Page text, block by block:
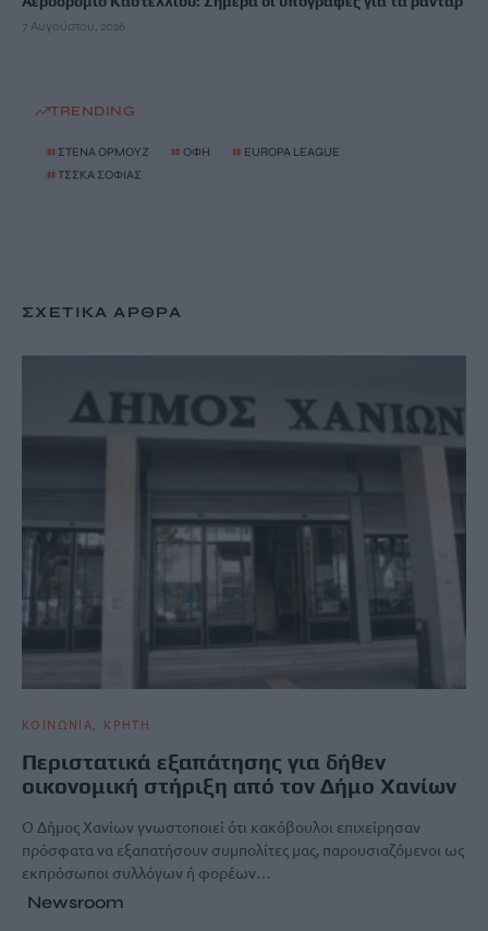
7 Αυγούστου, 2026
TRENDING
# ΣΤΕΝΑ ΟΡΜΟΥΖ # ΟΦΗ # EUROPA LEAGUE
#ΤΣΣΚΑ ΣΟΦΙΑΣ
ΣΧΕΤΙΚΆ ΆΡΘΡΑ
ΚΟΙΝΩΝΙΑ ΚΡΗΤΗ
Περιστατικά εξαπάτησης για δήθεν
οικονομική στήριξη από τον Δήμο Χανίων
Ο Δήμος Χανίων γνωστοποιεί ότι κακόβουλοι επιχείρησαν
πρόσφατα να εξαπατήσουν συμπολίτες μας, παρουσιαζόμενοι ως
εκπρόσωποι συλλόγων ή φορέων…
Newsroom